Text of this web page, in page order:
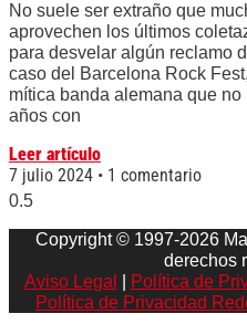
No suele ser extraño que
aprovechen los últimos
para desvelar algún reclamo
caso del Barcelona Rock
mítica banda alemana que
años con
Leer artículo
7 julio 2024
1 comentario
Copyright © 1997-2026
derechos
Aviso Legal
Política de
Política de Privacidad